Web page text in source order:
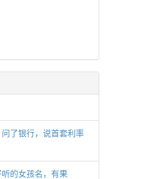
了银行，说首套利率
的女孩名，有果